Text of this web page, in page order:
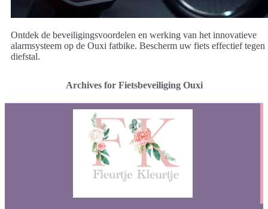
Ontdek de beveiligingsvoordelen en werking van het innovatieve
alarmsysteem op de Ouxi fatbike. Bescherm uw fiets effectief tegen
diefstal.
Archives for Fietsbeveiliging Ouxi